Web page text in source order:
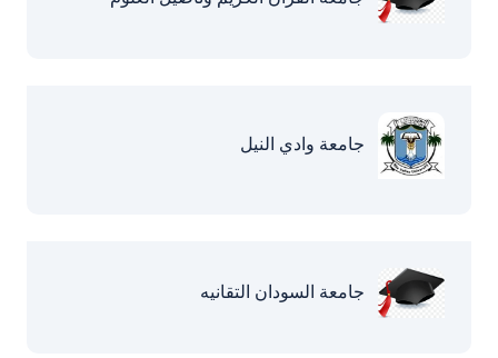
جامعة وادي النيل
جامعة السودان التقانيه